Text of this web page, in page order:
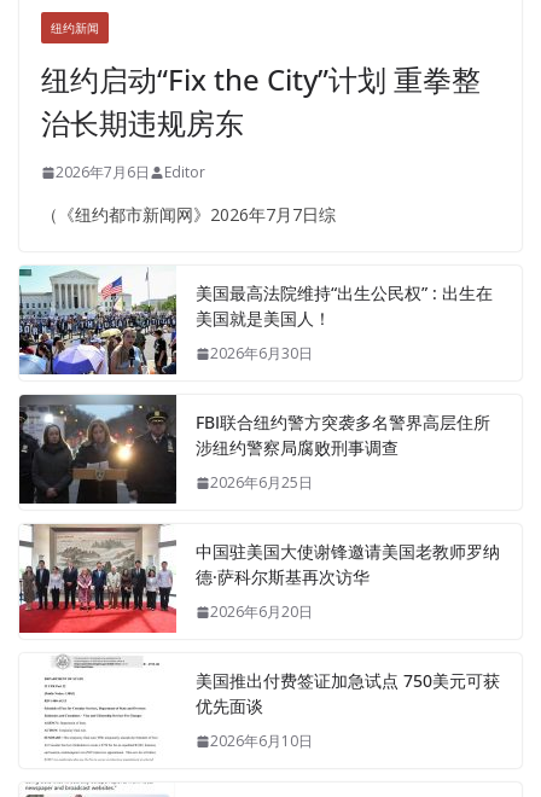
纽约新闻
纽约启动“Fix the City”计划 重拳整
治长期违规房东
2026年7月6日 Editor
（《纽约都市新闻网》2026年7月7日综
美国最高法院维持“出生公民权” : 出生在
美国就是美国人！
2026年6月30日
FBI联合纽约警方突袭多名警界高层住所
涉纽约警察局腐败刑事调查
2026年6月25日
中国驻美国大使谢锋邀请美国老教师罗纳
德·萨科尔斯基再次访华
2026年6月20日
美国推出付费签证加急试点 750美元可获
优先面谈
2026年6月10日